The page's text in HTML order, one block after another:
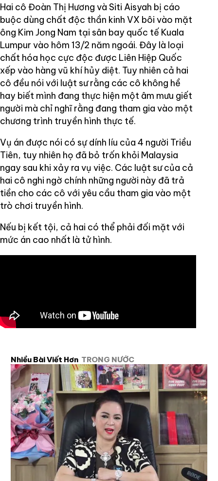
Hai cô Đoàn Thị Hương và Siti Aisyah bị cáo
buộc dùng chất độc thần kinh VX bôi vào mặt
ông Kim Jong Nam tại sân bay quốc tế Kuala
Lumpur vào hôm 13/2 năm ngoái. Đây là loại
chất hóa học cực độc được Liên Hiệp Quốc
xếp vào hàng vũ khí hủy diệt. Tuy nhiên cả hai
cô đều nói với luật sư rằng các cô không hề
hay biết mình đang thực hiện một âm mưu giết
người mà chỉ nghĩ rằng đang tham gia vào một
chương trình truyền hình thực tế.
Vụ án được nói có sự dính líu của 4 người Triều
Tiên, tuy nhiên họ đã bỏ trốn khỏi Malaysia
ngay sau khi xảy ra vụ việc. Các luật sư của cả
hai cô nghi ngờ chính những người này đã trả
tiền cho các cô với yêu cầu tham gia vào một
trò chơi truyền hình.
Nếu bị kết tội, cả hai có thể phải đối mặt với
mức án cao nhất là tử hình.
Nhiều Bài Viết Hơn TRONG NƯỚC